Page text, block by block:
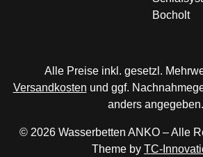
Alle Preise inkl. gesetzl.
Versandkosten und ggf.
anders angegeben.
© 2026 Wasserbetten ANKO – Alle
Theme by TC-